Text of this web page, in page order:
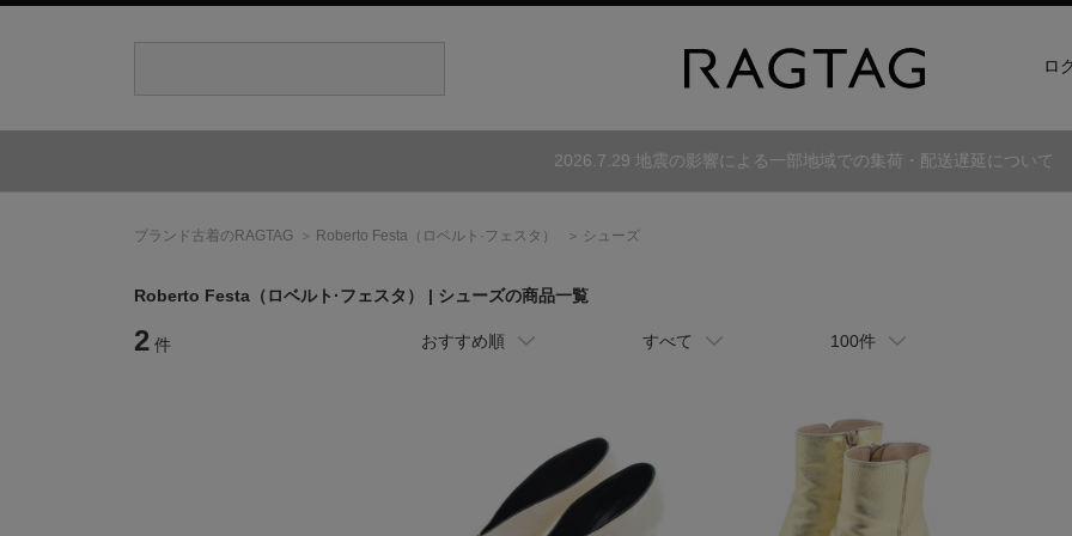
ロ
2026.7.29 地震の影響による一部地域での集荷・配送遅延について
ブランド古着のRAGTAG Roberto Festa （ロベルト·フェスタ） シューズ
Roberto Festa （ロベルト·フェスタ） | シューズの商品一覧
2 件 おすすめ順 すべて 100件